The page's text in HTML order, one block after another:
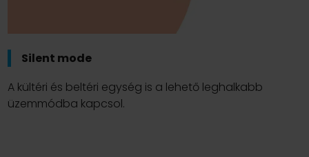
Silent mode
A kültéri és beltéri egység is a lehető leghalkabb
üzemmódba kapcsol.